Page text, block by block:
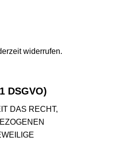
widerrufen.
DSGVO)
DAS RECHT,